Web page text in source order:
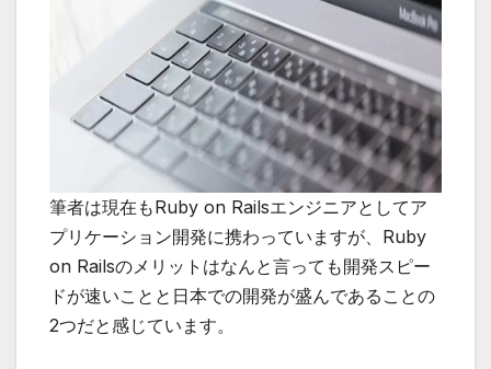
筆者は現在もRuby on Railsエンジニアとしてア
プリケーション開発に携わっていますが、Ruby
on Railsのメリットはなんと言っても開発スピー
ドが速いことと日本での開発が盛んであることの
2つだと感じています。